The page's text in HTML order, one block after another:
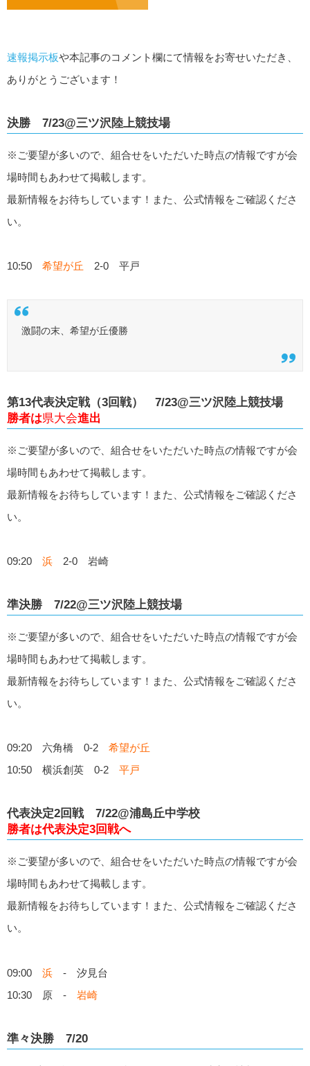
速報掲示板や本記事のコメント欄にて情報をお寄せいただき、
ありがとうございます！
決勝 7/23@三ツ沢陸上競技場
※ご要望が多いので、組合せをいただいた時点の情報ですが会
場時間もあわせて掲載します。
最新情報をお待ちしています！また、公式情報をご確認くださ
い。
10:50 希望が丘 2-0 平戸
激闘の末、希望が丘優勝
第13代表決定戦（3回戦） 7/23@三ツ沢陸上競技場
勝者は県大会進出
※ご要望が多いので、組合せをいただいた時点の情報ですが会
場時間もあわせて掲載します。
最新情報をお待ちしています！また、公式情報をご確認くださ
い。
09:20 浜 2-0 岩崎
準決勝 7/22@三ツ沢陸上競技場
※ご要望が多いので、組合せをいただいた時点の情報ですが会
場時間もあわせて掲載します。
最新情報をお待ちしています！また、公式情報をご確認くださ
い。
09:20 六角橋 0-2 希望が丘
10:50 横浜創英 0-2 平戸
代表決定2回戦 7/22@浦島丘中学校
勝者は代表決定3回戦へ
※ご要望が多いので、組合せをいただいた時点の情報ですが会
場時間もあわせて掲載します。
最新情報をお待ちしています！また、公式情報をご確認くださ
い。
09:00 浜 - 汐見台
10:30 原 - 岩崎
準々決勝 7/20